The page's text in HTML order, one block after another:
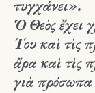
τυγχάνει».
Ὁ Θεὸς ἔχει
Του καὶ τὶς
ἄρα καὶ τὶς
γιὰ